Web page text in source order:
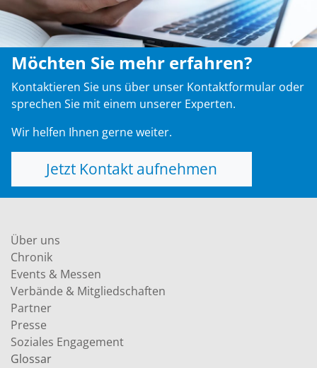
Möchten Sie mehr erfahren?
Kontaktieren Sie uns über unser Kontaktformular oder
sprechen Sie mit einem unserer Experten.
Wir helfen Ihnen gerne weiter.
Jetzt Kontakt aufnehmen
Über uns
Chronik
Events & Messen
Verbände & Mitgliedschaften
Partner
Presse
Soziales Engagement
Glossar